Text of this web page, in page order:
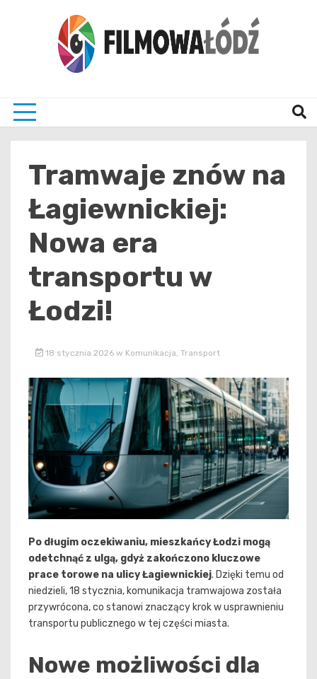
Tramwaje znów na
Łagiewnickiej:
Nowa era
transportu w
Łodzi!
18 stycznia 2026 w Komunikacja Transport
Po długim oczekiwaniu, mieszkańcy Łodzi mogą
odetchnąć z ulgą, gdyż zakończono kluczowe
prace torowe na ulicy Łagiewnickiej. Dzięki temu od
niedzieli, 18 stycznia, komunikacja tramwajowa została
przywrócona, co stanowi znaczący krok w usprawnieniu
transportu publicznego w tej części miasta.
Nowe możliwości dla